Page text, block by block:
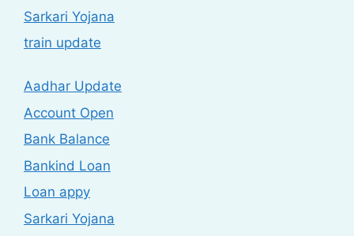
Sarkari Yojana
train update
Aadhar Update
Account Open
Bank Balance
Bankind Loan
Loan appy
Sarkari Yojana